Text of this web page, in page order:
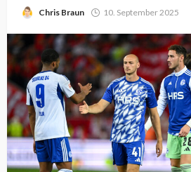
Chris Braun 10. September 2025